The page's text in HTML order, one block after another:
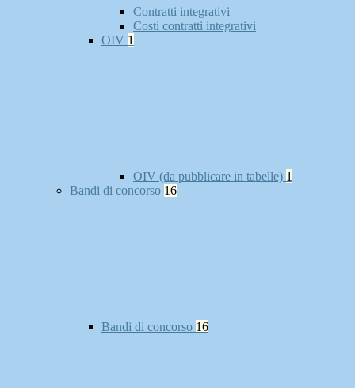
Contratti integrativi
Costi contratti integrativi
OIV 1
OIV (da pubblicare in tabelle) 1
Bandi di concorso 16
Bandi di concorso 16